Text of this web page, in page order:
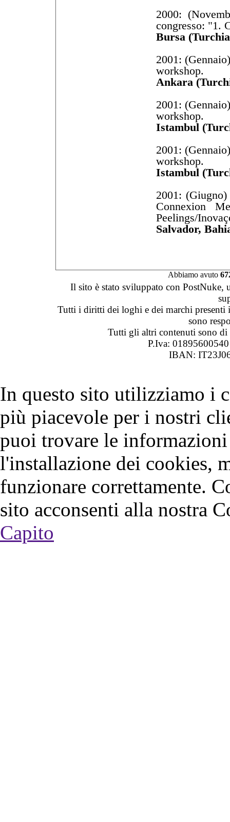
2000:
congresso: "1.
Bursa
2001:
workshop.
Ankara
2001:
workshop.
Istambul
2001:
workshop.
Istambul
2001:
Connexion
Peelings/
Salvador,
Abbiamo avuto
Il sito è stato sviluppato con PostNuke,
Tutti i diritti dei loghi e dei marchi
sono
Tutti gli altri contenuti sono
P.Iva:
IBAN:
In questo sito utilizziamo i
più piacevole per i nostri
puoi trovare le
l'installazione dei cookies,
funzionare correttamente.
sito acconsenti alla nostra
Capito